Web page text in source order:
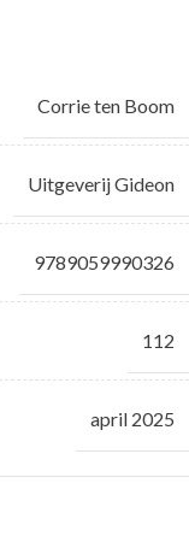
Corrie ten Boom
Uitgeverij Gideon
9789059990326
112
april 2025